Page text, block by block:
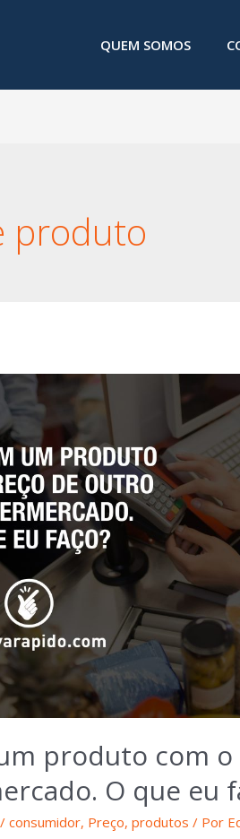
QUEM SOMOS
produto
produto com
O que eu
/consumidor, Preço,produtos / Por